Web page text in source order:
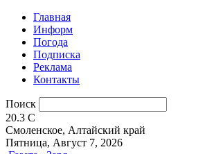
Главная
Информ
Погода
Подписка
Реклама
Контакты
Поиск
20.3 C
Смоленское, Алтайский край
Пятница, Август 7, 2026